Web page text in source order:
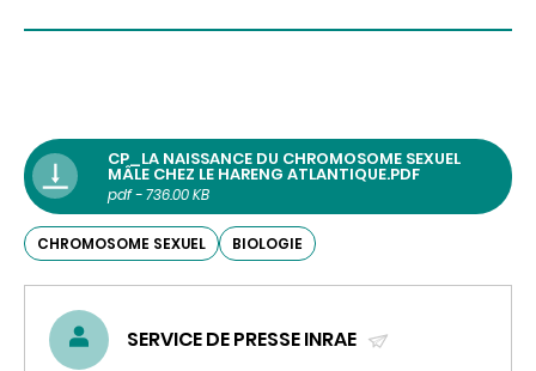
CP_LA NAISSANCE DU CHROMOSOME SEXUEL
MÂLE CHEZ LE HARENG ATLANTIQUE.PDF
pdf - 736.00 KB
CHROMOSOME SEXUEL BIOLOGIE
SERVICE DE PRESSE INRAE